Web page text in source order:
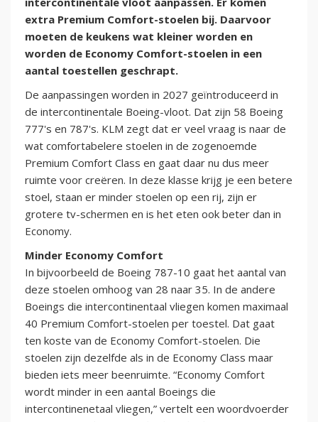
extra Premium Comfort-stoelen bij. Daarvoor
moeten de keukens wat kleiner worden en
worden de Economy Comfort-stoelen in een
aantal toestellen geschrapt.
De aanpassingen worden in 2027 geïntroduceerd in
de intercontinentale Boeing-vloot. Dat zijn 58 Boeing
777's en 787's. KLM zegt dat er veel vraag is naar de
wat comfortabelere stoelen in de zogenoemde
Premium Comfort Class en gaat daar nu dus meer
ruimte voor creëren. In deze klasse krijg je een betere
stoel, staan er minder stoelen op een rij, zijn er
grotere tv-schermen en is het eten ook beter dan in
Economy.
Minder Economy Comfort
In bijvoorbeeld de Boeing 787-10 gaat het aantal van
deze stoelen omhoog van 28 naar 35. In de andere
Boeings die intercontinentaal vliegen komen maximaal
40 Premium Comfort-stoelen per toestel. Dat gaat
ten koste van de Economy Comfort-stoelen. Die
stoelen zijn dezelfde als in de Economy Class maar
bieden iets meer beenruimte. “Economy Comfort
wordt minder in een aantal Boeings die
intercontinenetaal vliegen,” vertelt een woordvoerder